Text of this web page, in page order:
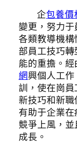
企包養價
變更，努力
各類教導機
部員工技巧
能的重擔。經
網興個人工
訓，使在崗員
新技巧和新
有助于企業
競爭上風，
成長。